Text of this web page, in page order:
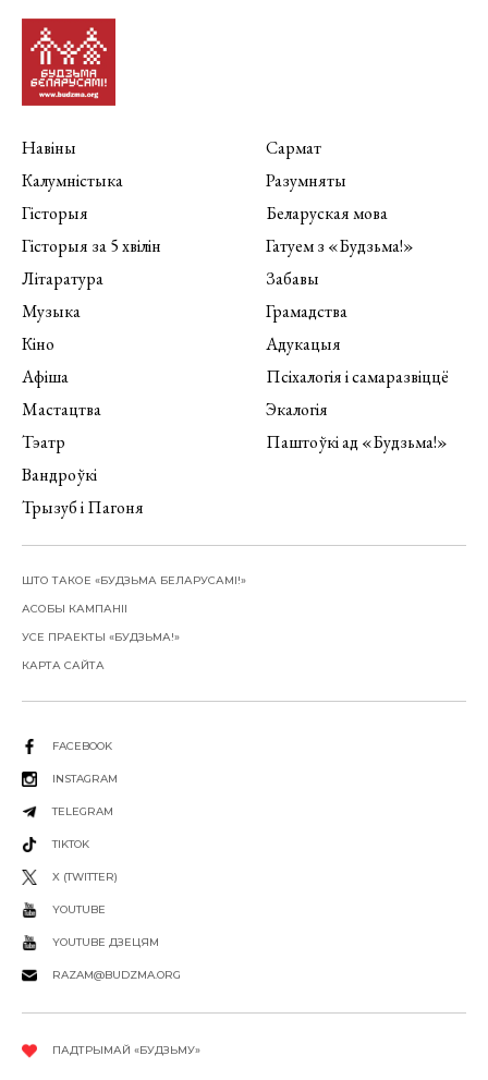
Навіны
Калумністыка
Гісторыя
Гісторыя за 5 хвілін
Літаратура
Музыка
Кіно
Афіша
Мастацтва
Тэатр
Вандроўкі
Трызуб і Пагоня
Сармат
Разумняты
Беларуская мова
Гатуем з «Будзьма!»
Забавы
Грамадства
Адукацыя
Псіхалогія і самаразвіццё
Экалогія
Паштоўкі ад «Будзьма!»
ШТО ТАКОЕ «БУДЗЬМА БЕЛАРУСАМІ!»
АСОБЫ КАМПАНІІ
УСЕ ПРАЕКТЫ «БУДЗЬМА!»
КАРТА САЙТА
FACEBOOK
INSTAGRAM
TELEGRAM
TIKTOK
X (TWITTER)
YOUTUBE
YOUTUBE ДЗЕЦЯМ
RAZAM@BUDZMA.ORG
ПАДТРЫМАЙ «БУДЗЬМУ»